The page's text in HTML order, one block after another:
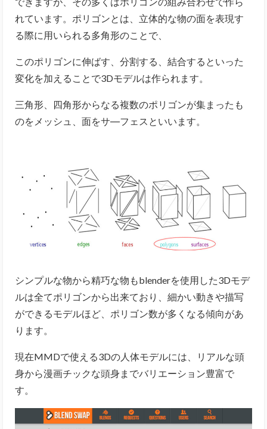
れています。ポリゴンとは、立体的な物の面を表現す
る際に用いられる多角形のことで、
このポリゴンに伸ばす、分割する、結合するといった
変化を加えることで3Dモデルは作られます。
三角形、四角形からなる複数のポリゴンが集まったも
のをメッシュ、面をサ―フェスといいます。
シンプルな物から精巧な物もblenderを使用した3Dモデ
ルは全てポリゴンから出来ており、細かい動きや描写
ができるモデルほど、ポリゴン数が多くなる傾向があ
ります。
現在MMDで使える3Dの人体モデルには、リアルな頭
身から漫画チックな頭身までバリエーション豊富で
す。